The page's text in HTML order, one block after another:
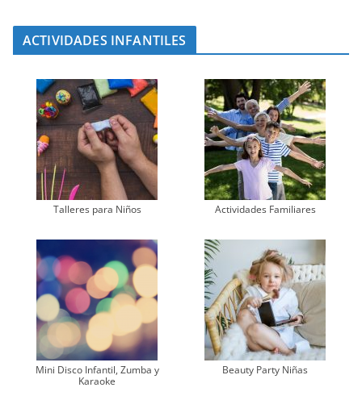
ACTIVIDADES INFANTILES
Talleres para Niños Actividades Familiares
Mini Disco Infantil, Zumba y
Karaoke
Beauty Party Niñas